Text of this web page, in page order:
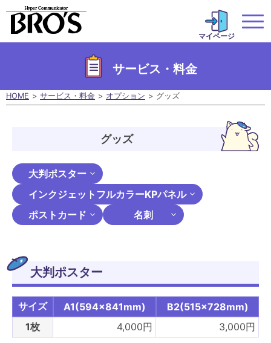
マイページ
サービス・料金
HOME サービス・料金 オプション グッズ
グッズ
大判ポスター
インクジェットフルカラーKPパネル
ポストカード
名刺
大判ポスター
サイズ A1(594×841mm)
B2(515×728mm)
1枚
4,000円
3,000円